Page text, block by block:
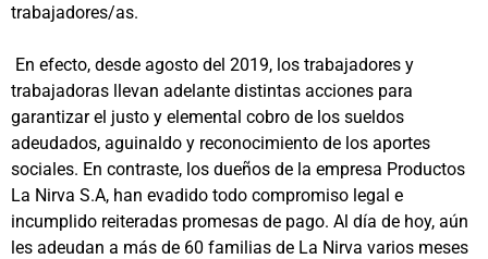
trabajadores/as.
En efecto, desde agosto del 2019, los trabajadores y
trabajadoras llevan adelante distintas acciones para
garantizar el justo y elemental cobro de los sueldos
adeudados, aguinaldo y reconocimiento de los aportes
sociales. En contraste, los dueños de la empresa Productos
La Nirva S.A, han evadido todo compromiso legal e
incumplido reiteradas promesas de pago. Al día de hoy, aún
les adeudan a más de 60 familias de La Nirva varios meses